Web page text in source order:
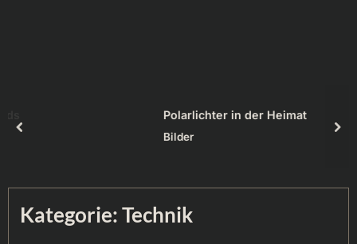
Polarlichter in der Heimat
prev
Kategorie:Technik